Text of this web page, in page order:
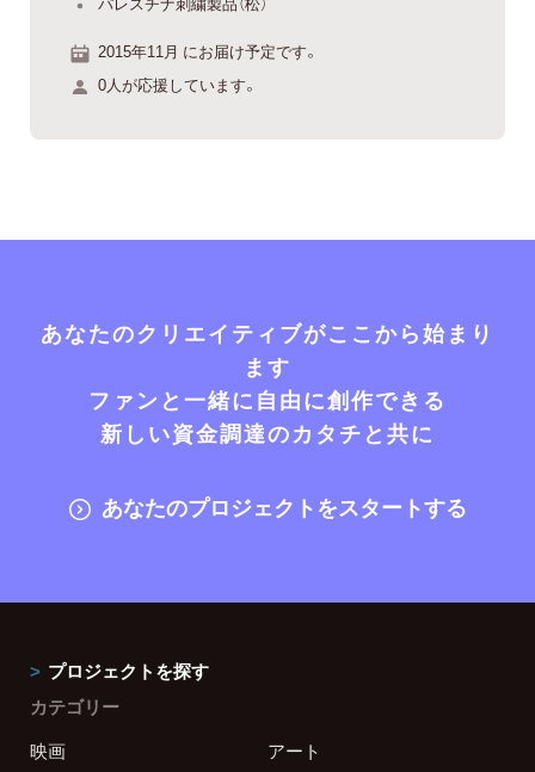
2015年11月 にお届け予定です。
0人が応援しています。
あなたのクリエイティブがここから始まり
ます
ファンと一緒に自由に創作できる
新しい資金調達のカタチと共に
あなたのプロジェクトをスタートする
プロジェクトを探す
カテゴリー
映画
アート